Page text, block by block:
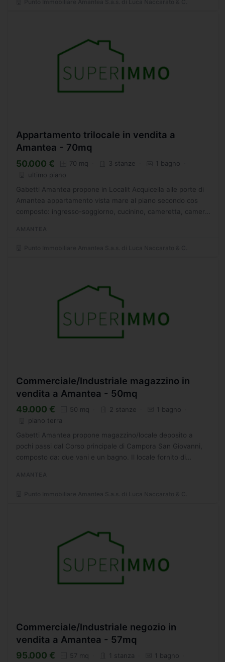
Appartamento trilocale in vendita a
Amantea - 70mq
50.000 € 70 mq 3 stanze
1 bagno
ultimo piano
Gabetti Amantea propone in Localit Acquicella alle porte di
Amantea appartamento vista mare al piano secondo cos
composto: ingresso-soggiorno, cucinino, cameretta, camera
Commerciale/Industriale magazzino in
vendita a Amantea - 50mq
49.000 € 50 mq 2 stanze
1 bagno
piano terra
Gabetti Amantea propone magazzino/locale deposito a
pochi passi dal Corso principale di Campora San Giovanni,
composto da: due vani e un bagno. Il locale fornito di
Commerciale/Industriale negozio in
vendita a Amantea - 57mq
95.000 € 57 mq 1 stanza
1 bagno